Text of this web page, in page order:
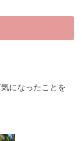
になったことを